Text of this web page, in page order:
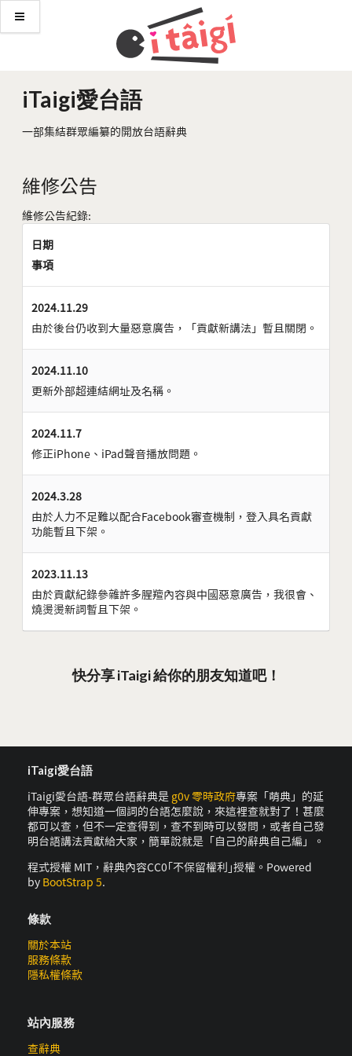
iTaigi愛台語
一部集結群眾編纂的開放台語辭典
維修公告
維修公告紀錄:
日期
事項
2024.11.29
由於後台仍收到大量惡意廣告，「貢獻新講法」暫且關閉。
2024.11.10
更新外部超連結網址及名稱。
2024.11.7
修正iPhone、iPad聲音播放問題。
2024.3.28
由於人力不足難以配合Facebook審查機制，登入具名貢獻
功能暫且下架。
2023.11.13
由於貢獻紀錄參雜許多腥羶內容與中國惡意廣告，我很會、
燒燙燙新詞暫且下架。
快分享 iTaigi 給你的朋友知道吧！
iTaigi愛台語
iTaigi愛台語-群眾台語辭典是 g0v 零時政府專案「萌典」的延
伸專案，想知道一個詞的台語怎麼說，來這裡查就對了！甚麼
都可以查，但不一定查得到，查不到時可以發問，或者自己發
明台語講法貢獻給大家，簡單說就是「自己的辭典自己編」。
程式授權 MIT，辭典內容CC0｢不保留權利｣授權。Powered
by BootStrap 5.
條款
關於本站
服務條款
隱私權條款
站內服務
查辭典